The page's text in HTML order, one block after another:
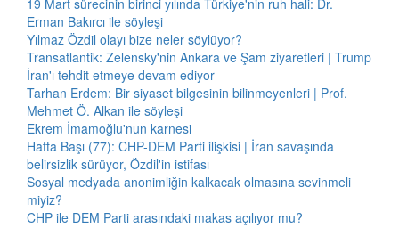
19 Mart sürecinin birinci yılında Türkiye'nin ruh hali: Dr.
Erman Bakırcı ile söyleşi
Yılmaz Özdil olayı bize neler söylüyor?
Transatlantik: Zelensky'nin Ankara ve Şam ziyaretleri | Trump
İran'ı tehdit etmeye devam ediyor
Tarhan Erdem: Bir siyaset bilgesinin bilinmeyenleri | Prof.
Mehmet Ö. Alkan ile söyleşi
Ekrem İmamoğlu'nun karnesi
Hafta Başı (77): CHP-DEM Parti ilişkisi | İran savaşında
belirsizlik sürüyor, Özdil'in istifası
Sosyal medyada anonimliğin kalkacak olmasına sevinmeli
miyiz?
CHP ile DEM Parti arasındaki makas açılıyor mu?